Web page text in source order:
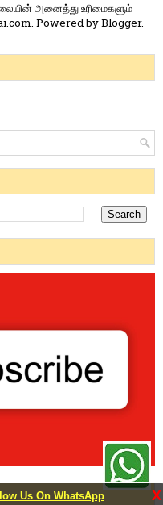
Us On WhatsApp X
அனைத்து உரிமைகளும்
Powered byBlogger.